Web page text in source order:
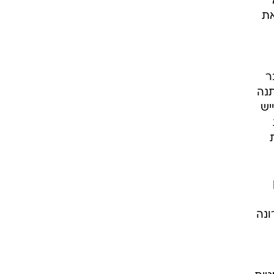
לאחרונה